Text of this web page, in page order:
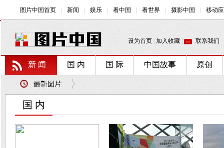
新 闻 国 内 国 际 中国故事 原创
国 内